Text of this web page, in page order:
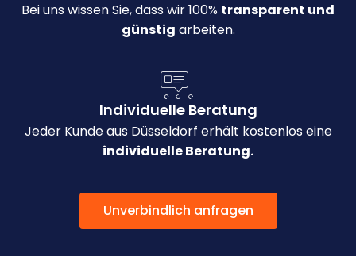
Bei uns wissen Sie, dass wir 100% transparent und
günstig arbeiten.
Individuelle Beratung
Jeder Kunde aus Düsseldorf erhält kostenlos eine
individuelle Beratung.
Unverbindlich anfragen